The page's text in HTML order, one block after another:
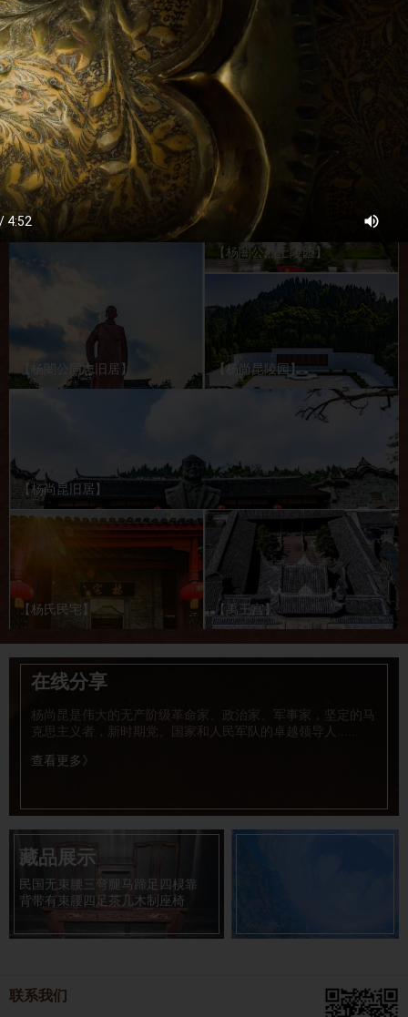
查看更多
V
景区 介绍
INTRODUCE
【杨闇公同志旧居】
【杨闇公烈士陵园】
【杨尚昆陵园】
【杨尚昆旧居】
【杨氏民宅】 【禹王宫】
在线分享
杨尚昆是伟大的无产阶级革命家、政治家、军事家，坚定的马
克思主义者，新时期党、国家和人民军队的卓越领导人......
查看更多》
藏品展示
民国无束腰三弯腿马蹄足四棂靠
背带有束腰四足茶几木制座椅
联系我们